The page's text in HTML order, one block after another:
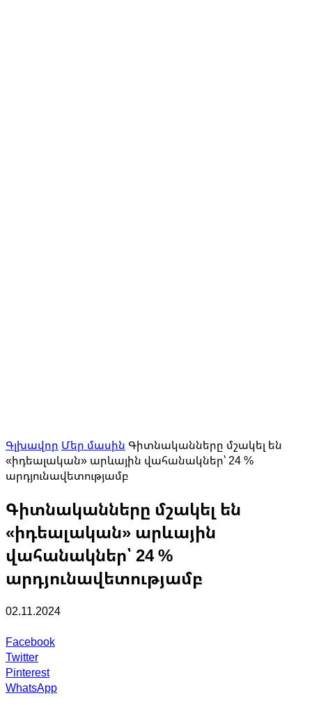
Գլխավոր Մեր մասին Գիտնականները մշակել են
«իդեալական» արևային վահանակներ՝ 24 %
արդյունավետությամբ
Գիտնականները մշակել են
«իդեալական» արևային
վահանակներ՝ 24 %
արդյունավետությամբ
02.11.2024
Facebook
Twitter
Pinterest
WhatsApp